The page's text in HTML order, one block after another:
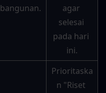
bangunan.
agar
selesai
pada hari
ini.
Prioritaska
n "Riset